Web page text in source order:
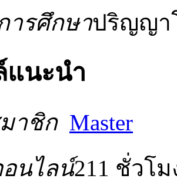
ารศึกษาปริญญา
แนะนำ
าชิก Master
อนไลน์211 ชั่วโม